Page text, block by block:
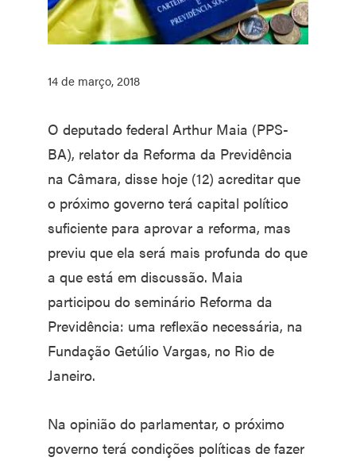
14 de março, 2018
O deputado federal Arthur Maia (PPS-
BA), relator da Reforma da Previdência
na Câmara, disse hoje (12) acreditar que
o próximo governo terá capital político
suficiente para aprovar a reforma, mas
previu que ela será mais profunda do que
a que está em discussão. Maia
participou do seminário Reforma da
Previdência: uma reflexão necessária, na
Fundação Getúlio Vargas, no Rio de
Janeiro.
Na opinião do parlamentar, o próximo
governo terá condições políticas de fazer